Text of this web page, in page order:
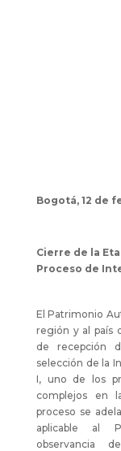
Bogotá, 12 de
Cierre de la
Proceso de
El Patrimonio
región y al país
de recepción
selección de la
I, uno de los
complejos en
proceso se
aplicable al
observancia